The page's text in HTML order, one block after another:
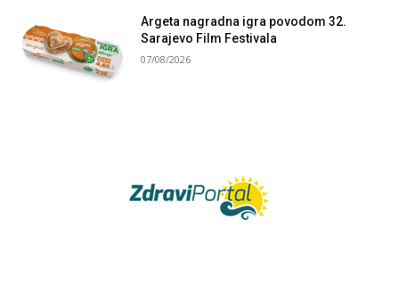
Argeta nagradna igra povodom 32.
Sarajevo Film Festivala
07/08/2026